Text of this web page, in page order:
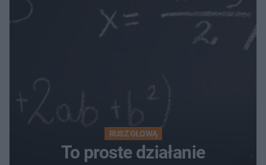
RUSZ GŁOWĄ
To proste działanie